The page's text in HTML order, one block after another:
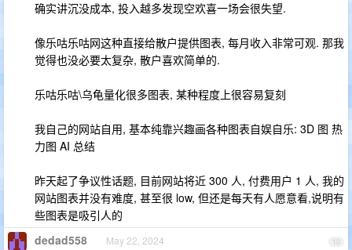
确实讲沉没成本, 投入越多发现空欢喜一场会很失望.
像乐咕乐咕网这种直接给散户提供图表, 每月收入非常可观. 那我
觉得也没必要太复杂, 散户喜欢简单的.
乐咕乐咕\乌龟量化很多图表, 某种程度上很容易复刻
我自己的网站自用, 基本纯靠兴趣画各种图表自娱自乐: 3D 图 热
力图 AI 总结
昨天起了争议性话题, 目前网站将近 300 人, 付费用户 1 人, 我的
网站图表并没有难度, 甚至很 low, 但还是每天有人愿意看,说明有
些图表是吸引人的
10
dedad558 May 22, 2024